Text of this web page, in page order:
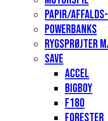
Papir/
Powerbanks
Rygsprøjter
Save
Accel
Bigboy
F180
Forester